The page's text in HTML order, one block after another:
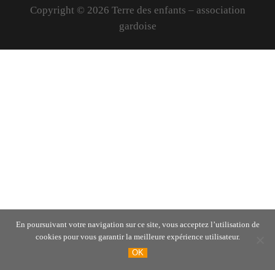
Copyright © 2026 Terre des enfants – association
gardoise
En poursuivant votre navigation sur ce site, vous acceptez l’utilisation de
cookies pour vous garantir la meilleure expérience utilisateur.
OK